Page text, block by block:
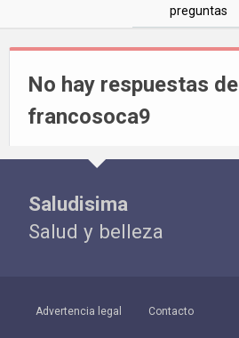
preguntas
No hay respuestas de
francosoca9
Saludisima
Salud y belleza
Advertencia legal Contacto